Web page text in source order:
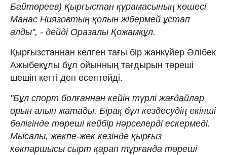
Байтөреев) Қырғыстан құрамасының көшесі
Манас Ниязовтың қолын жібермей ұстап
алды", - дейді Оразалы Қожамқұл.
Қырғызстаннан келген тағы бір жанкүйер Әлібек
Ажыбекұлы бұл ойынның тағдырын төреші
шешіп кетті деп есептейді.
"Бұл спорт болғаннан кейін түрлі жағдайлар
орын алып жатады. Бірақ бұл кездесудің екінші
бөлігінде төреші кейбір нәрселерді ескермеді.
Мысалы, жекпе-жек кезінде қырғыз
көкпаршысы сырт қарап тұрғанда төреші